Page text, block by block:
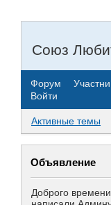
Союз
Форум
Войти
Активные темы
Объявление
Доброго